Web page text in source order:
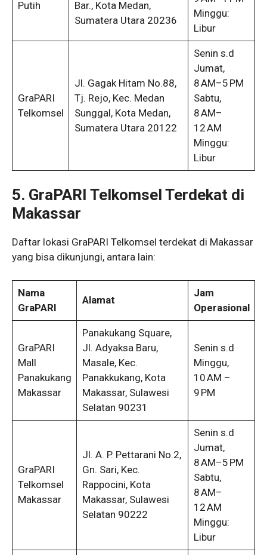
Putih
Bar., Kota Medan,
Sumatera Utara 20236
Minggu:
Libur
GraPARI
Telkomsel
Jl. Gagak Hitam No.88,
Tj. Rejo, Kec. Medan
Sunggal, Kota Medan,
Sumatera Utara 20122
Senin s.d
Jumat,
8 AM–5 PM
Sabtu,
8 AM–
12 AM
Minggu:
Libur
5. GraPARI Telkomsel Terdekat di
Makassar
Daftar lokasi GraPARI Telkomsel terdekat di Makassar
yang bisa dikunjungi, antara lain:
Nama
GraPARI
Alamat
Jam
Operasional
GraPARI
Mall
Panakukang
Makassar
Panakukang Square,
Jl. Adyaksa Baru,
Masale, Kec.
Panakkukang, Kota
Makassar, Sulawesi
Selatan 90231
Senin s.d
Minggu,
10 AM –
9 PM
GraPARI
Telkomsel
Makassar
Jl. A. P. Pettarani No.2,
Gn. Sari, Kec.
Rappocini, Kota
Makassar, Sulawesi
Selatan 90222
Senin s.d
Jumat,
8 AM–5 PM
Sabtu,
8 AM–
12 AM
Minggu:
Libur